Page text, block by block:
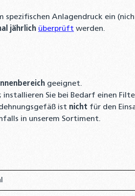
spezifischen Anlagendruck ein
jährlich überprüft werden.
Innenbereich geeignet.
; installieren Sie bei Bedarf einen
ist nicht für den
in unserem Sortiment.